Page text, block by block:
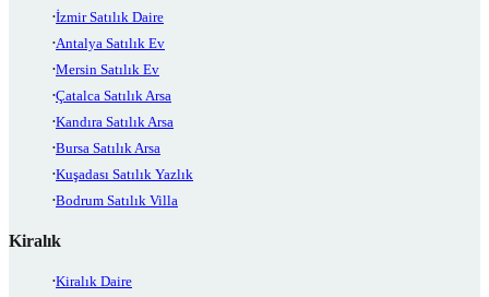
İzmir Satılık Daire
Antalya Satılık Ev
Mersin Satılık Ev
Çatalca Satılık Arsa
Kandıra Satılık Arsa
Bursa Satılık Arsa
Kuşadası Satılık Yazlık
Bodrum Satılık Villa
Kiralık
Kiralık Daire